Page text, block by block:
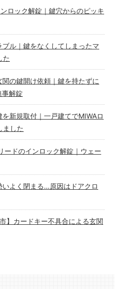
ロック解錠｜鍵穴からのピッキ
ブル｜鍵をなくしてしまったマ
た
関の鍵開け依頼｜鍵を持たずに
解錠
を新規取付｜一戸建てでMIWAロ
ました
ードのインロック解錠｜ウェー
いよく閉まる…原因はドアクロ
】カードキー不具合による玄関